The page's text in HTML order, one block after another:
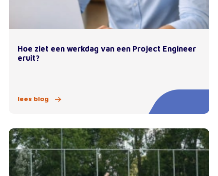
Hoe ziet een werkdag van een Project Engineer
eruit?
lees blog